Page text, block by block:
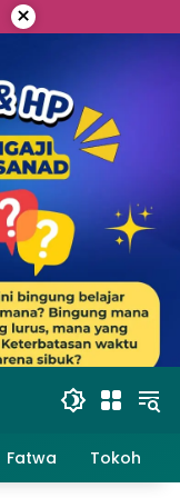
×
Fatwa Tokoh